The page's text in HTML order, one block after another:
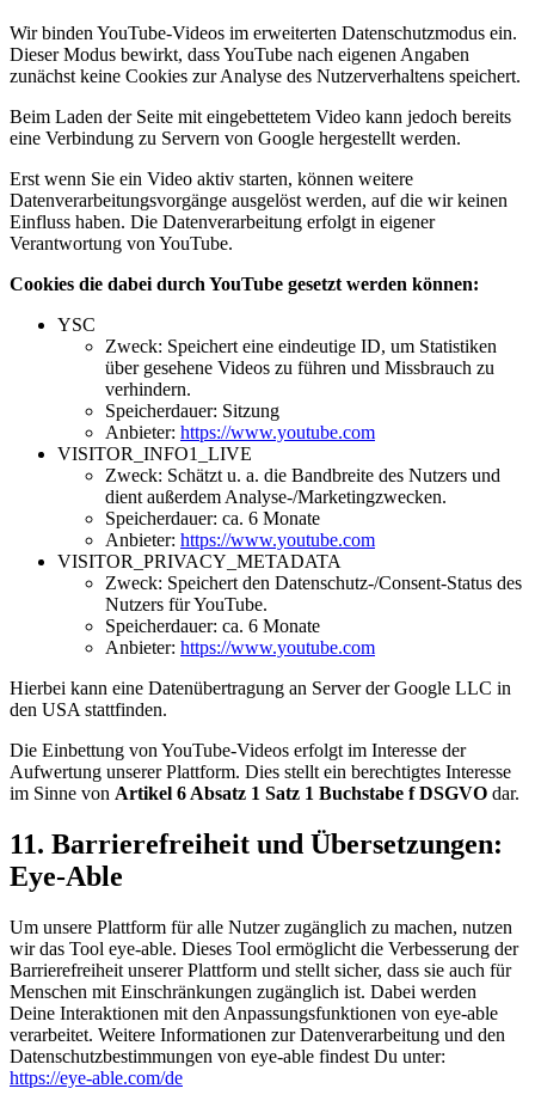
Wir binden YouTube-Videos im erweiterten Datenschutzmodus ein.
Dieser Modus bewirkt, dass YouTube nach eigenen Angaben
zunächst keine Cookies zur Analyse des Nutzerverhaltens speichert.
Beim Laden der Seite mit eingebettetem Video kann jedoch bereits
eine Verbindung zu Servern von Google hergestellt werden.
Erst wenn Sie ein Video aktiv starten, können weitere
Datenverarbeitungsvorgänge ausgelöst werden, auf die wir keinen
Einfluss haben. Die Datenverarbeitung erfolgt in eigener
Verantwortung von YouTube.
Cookies die dabei durch YouTube gesetzt werden können:
YSC
Zweck: Speichert eine eindeutige ID, um Statistiken
über gesehene Videos zu führen und Missbrauch zu
verhindern.
Speicherdauer: Sitzung
Anbieter: https://www.youtube.com
VISITOR_INFO1_LIVE
Zweck: Schätzt u. a. die Bandbreite des Nutzers und
dient außerdem Analyse-/Marketingzwecken.
Speicherdauer: ca. 6 Monate
Anbieter: https://www.youtube.com
VISITOR_PRIVACY_METADATA
Zweck: Speichert den Datenschutz-/Consent-Status des
Nutzers für YouTube.
Speicherdauer: ca. 6 Monate
Anbieter: https://www.youtube.com
Hierbei kann eine Datenübertragung an Server der Google LLC in
den USA stattfinden.
Die Einbettung von YouTube-Videos erfolgt im Interesse der
Aufwertung unserer Plattform. Dies stellt ein berechtigtes Interesse
im Sinne von Artikel 6 Absatz 1 Satz 1 Buchstabe f DSGVO dar.
11. Barrierefreiheit und Übersetzungen:
Eye-Able
Um unsere Plattform für alle Nutzer zugänglich zu machen, nutzen
wir das Tool eye-able. Dieses Tool ermöglicht die Verbesserung der
Barrierefreiheit unserer Plattform und stellt sicher, dass sie auch für
Menschen mit Einschränkungen zugänglich ist. Dabei werden
Deine Interaktionen mit den Anpassungsfunktionen von eye-able
verarbeitet. Weitere Informationen zur Datenverarbeitung und den
Datenschutzbestimmungen von eye-able findest Du unter:
https://eye-able.com/de